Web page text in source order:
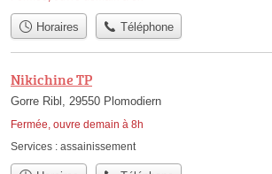
Horaires Téléphone
Nikichine TP
Gorre Ribl, 29550 Plomodiern
Fermée, ouvre demain à 8h
Services : assainissement